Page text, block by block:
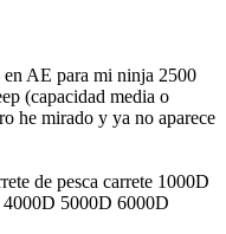
AE para mi ninja 2500
(capacidad media o
he mirado y ya no aparece
de pesca carrete 1000D
5000D 6000D